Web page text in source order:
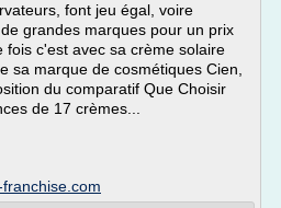
font jeu égal, voire
grandes marques pour un prix
fois c'est avec sa crème solaire
sa marque de cosmétiques Cien,
du comparatif Que Choisir
de 17 crèmes...